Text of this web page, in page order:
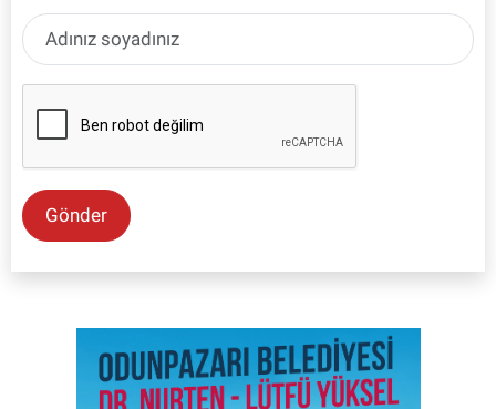
Gönder